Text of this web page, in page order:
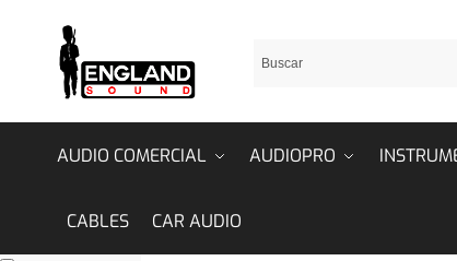
AUDIO COMERCIAL AUDIOPRO
CABLES CAR AUDIO